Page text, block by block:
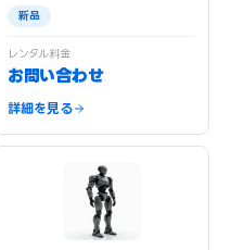
新品
レンタル料金
お問い合わせ
詳細を見る